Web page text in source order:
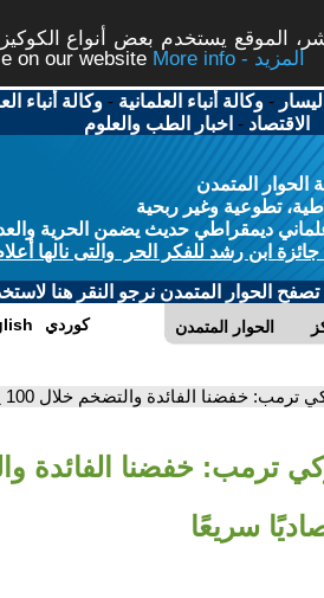
الموقع يستخدم بعض أنواع
on our website
More info - المزيد
-وكالة أنباء العلمانية -وكالة أنباء
الاقتصاد - اخبار الطب والعلوم
المتمدن
تطوعية وغير ربحية
ديمقراطي حديث يضمن الحرية
ابن رشد للفكر الحر والتى نالها
الحوار المتمدن نرجو النقر هنا
الحوار المتمدن كوردي
الفائدة والتضخم خلال 100 يوم وحققنا استقرارًا اقتصاديًا سريعًا
سريعًا